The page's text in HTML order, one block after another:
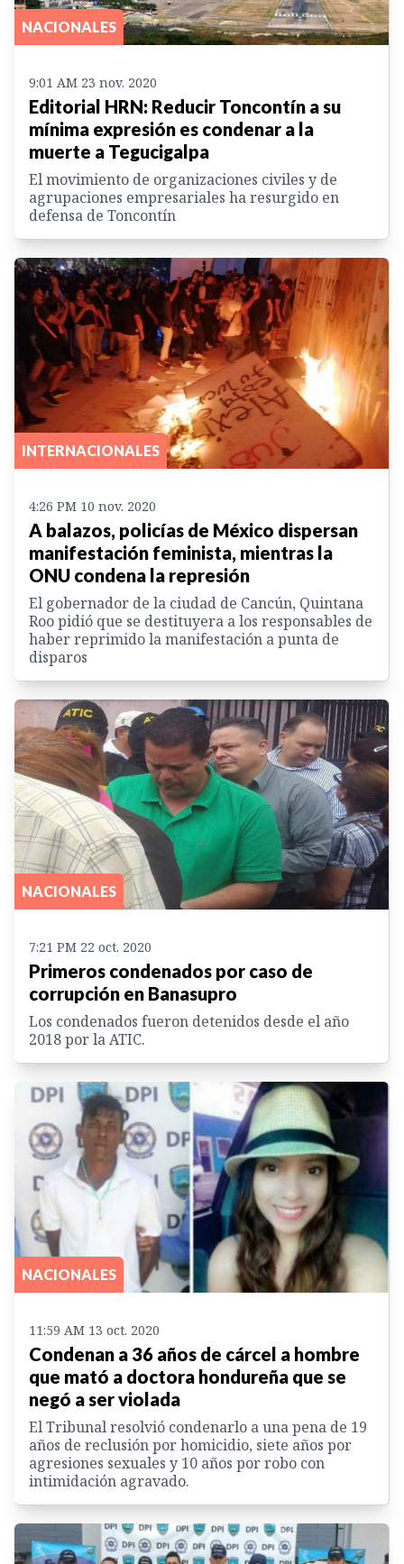
NACIONALES
9:01 AM 23 nov. 2020
Editorial HRN: Reducir Toncontín a su
mínima expresión es condenar a la
muerte a Tegucigalpa
El movimiento de organizaciones civiles y de
agrupaciones empresariales ha resurgido en
defensa de Toncontín
INTERNACIONALES
4:26 PM 10 nov. 2020
A balazos, policías de México dispersan
manifestación feminista, mientras la
ONU condena la represión
El gobernador de la ciudad de Cancún, Quintana
Roo pidió que se destituyera a los responsables de
haber reprimido la manifestación a punta de
disparos
NACIONALES
7:21 PM 22 oct. 2020
Primeros condenados por caso de
corrupción en Banasupro
Los condenados fueron detenidos desde el año
2018 por la ATIC.
NACIONALES
11:59 AM 13 oct. 2020
Condenan a 36 años de cárcel a hombre
que mató a doctora hondureña que se
negó a ser violada
El Tribunal resolvió condenarlo a una pena de 19
años de reclusión por homicidio, siete años por
agresiones sexuales y 10 años por robo con
intimidación agravado.